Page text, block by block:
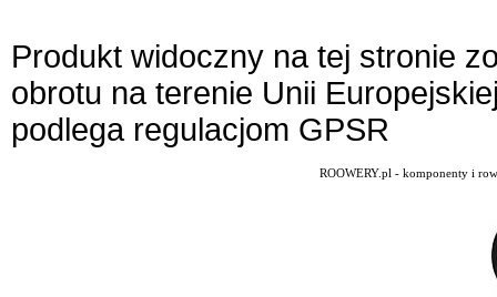
Produkt widoczny na tej stronie
obrotu na terenie Unii
podlega regulacjom GPSR
ROOWERY.pl - komponenty i